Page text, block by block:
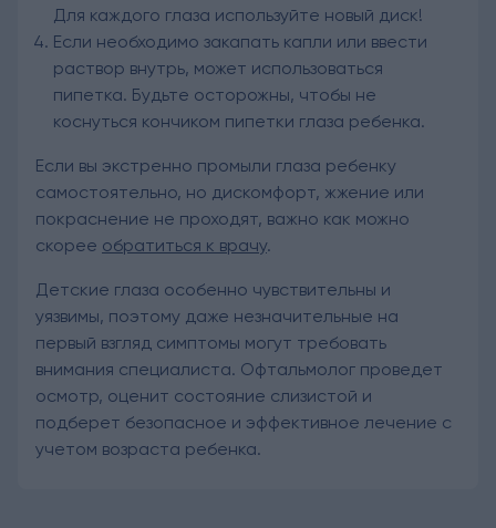
Для каждого глаза используйте новый диск!
Если необходимо закапать капли или ввести
раствор внутрь, может использоваться
пипетка. Будьте осторожны, чтобы не
коснуться кончиком пипетки глаза ребенка.
Если вы экстренно промыли глаза ребенку
самостоятельно, но дискомфорт, жжение или
покраснение не проходят, важно как можно
скорее обратиться к врачу.
Детские глаза особенно чувствительны и
уязвимы, поэтому даже незначительные на
первый взгляд симптомы могут требовать
внимания специалиста. Офтальмолог проведет
осмотр, оценит состояние слизистой и
подберет безопасное и эффективное лечение с
учетом возраста ребенка.